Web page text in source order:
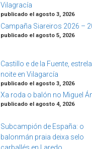
Vilagracía
publicado el agosto 3, 2026
Campaña Siareiros 2026 –
publicado el agosto 5, 2026
Castillo e de la Fuente,
noite en Vilagarcía
publicado el agosto 3, 2026
Xa roda o balón no Miguel
publicado el agosto 4, 2026
Subcampión de España: o
balonmán praia deixa selo